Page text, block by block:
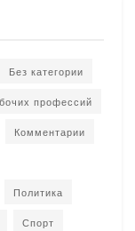
Без категории
профессий
Комментарии
Политика
Спорт